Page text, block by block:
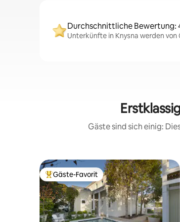
Durchschnittliche Bewertung:
Unterkünfte in Knysna werden
Gäste sind sich einig:
Beliebter Gäste-Favorit.
Gäste-Favorit